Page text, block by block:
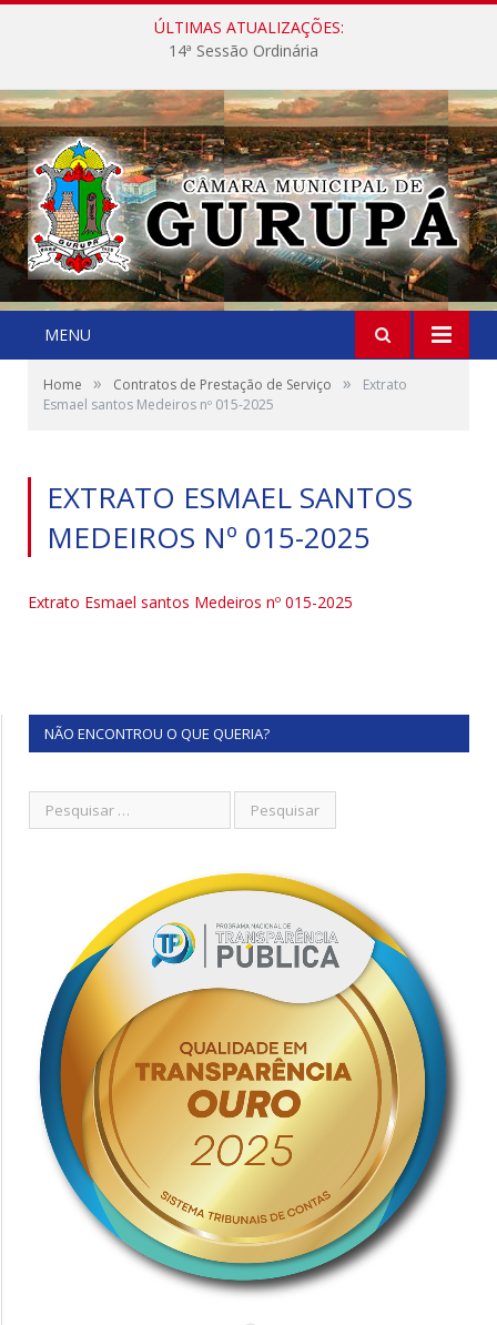
ÚLTIMAS ATUALIZAÇÕES:
14ª Sessão Ordinária
MENU
Home » Contratos de Prestação de Serviço »
Extrato
Esmael santos Medeiros nº 015-2025
EXTRATO ESMAEL SANTOS
MEDEIROS Nº 015-2025
Extrato Esmael santos Medeiros nº 015-2025
NÃO ENCONTROU O QUE QUERIA?